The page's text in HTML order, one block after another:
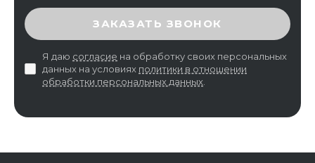
ВВЕДИТЕ ПРОВЕРОЧНЫЙ КОД
ЗАКАЗАТЬ ЗВОНОК
Я даю согласие на обработку своих персональных
данных на условиях политики в отношении
обработки персональных данных